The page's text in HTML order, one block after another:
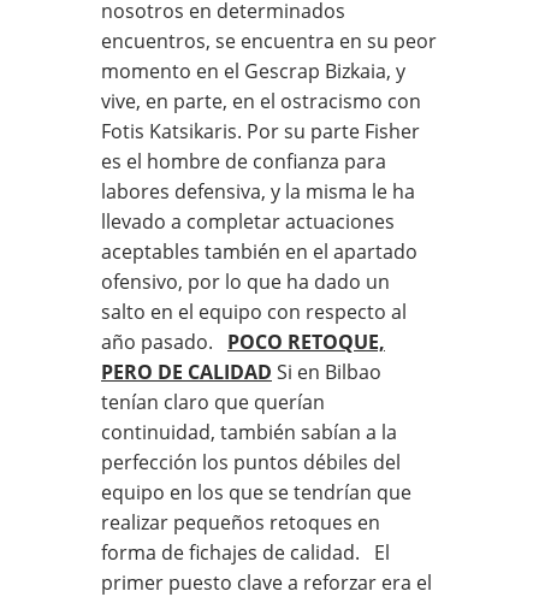
nosotros en determinados
encuentros, se encuentra en su peor
momento en el Gescrap Bizkaia, y
vive, en parte, en el ostracismo con
Fotis Katsikaris. Por su parte Fisher
es el hombre de confianza para
labores defensiva, y la misma le ha
llevado a completar actuaciones
aceptables también en el apartado
ofensivo, por lo que ha dado un
salto en el equipo con respecto al
año pasado. POCO RETOQUE,
PERO DE CALIDAD Si en Bilbao
tenían claro que querían
continuidad, también sabían a la
perfección los puntos débiles del
equipo en los que se tendrían que
realizar pequeños retoques en
forma de fichajes de calidad. El
primer puesto clave a reforzar era el